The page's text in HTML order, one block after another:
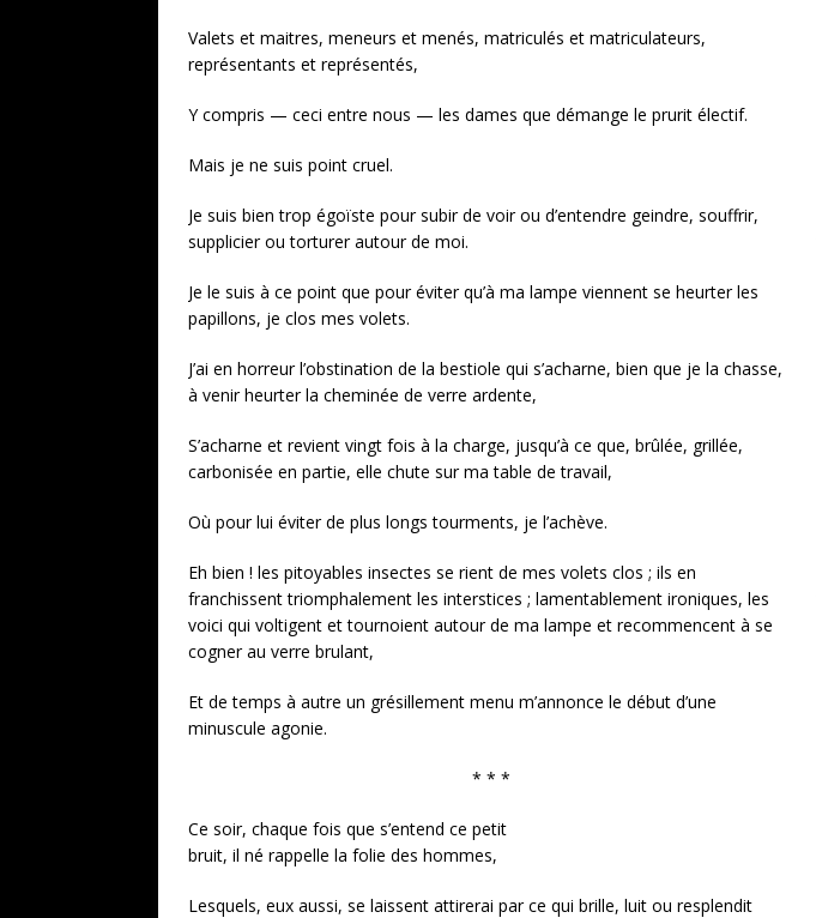
Valets et maitres, meneurs et menés, matriculés et matriculateurs,
représentants et représentés,
Y compris — ceci entre nous — les dames que démange le prurit électif.
Mais je ne suis point cruel.
Je suis bien trop égoïste pour subir de voir ou d’entendre geindre, souffrir,
supplicier ou torturer autour de moi.
Je le suis à ce point que pour éviter qu’à ma lampe viennent se heurter les
papillons, je clos mes volets.
J’ai en horreur l’obstination de la bestiole qui s’acharne, bien que je la chasse,
à venir heurter la cheminée de verre ardente,
S’acharne et revient vingt fois à la charge, jusqu’à ce que, brûlée, grillée,
carbonisée en partie, elle chute sur ma table de travail,
Où pour lui éviter de plus longs tourments, je l’achève.
Eh bien ! les pitoyables insectes se rient de mes volets clos ; ils en
franchissent triomphalement les interstices ; lamentablement ironiques, les
voici qui voltigent et tournoient autour de ma lampe et recommencent à se
cogner au verre brulant,
Et de temps à autre un grésillement menu m’annonce le début d’une
minuscule agonie.
* * *
Ce soir, chaque fois que s’entend ce petit
bruit, il né rappelle la folie des hommes,
Lesquels, eux aussi, se laissent attirerai par ce qui brille, luit ou resplendit